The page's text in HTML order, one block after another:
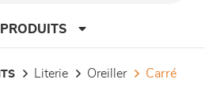
literie oreiller carré